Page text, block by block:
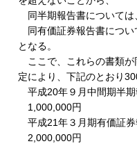
同半期報告書について
同有価証券報告書につ
となる。
ここで、これらの書類
定により、下記のとおり
平成20年９月中間期半
1,000,000円
平成21年３月期有価証
2,000,000円